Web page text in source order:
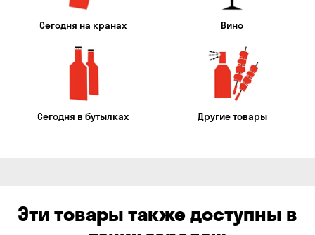
Сегодня на кранах Вино
Сегодня в бутылках Другие товары
Эти товары также доступны в